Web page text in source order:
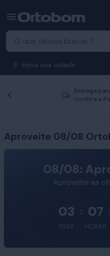
Insira sua cidade
Entrega
Confira a
Anterior
Aproveite 08/08
08/08:
Aproveite as
03
DIAS
: 07
HORAS